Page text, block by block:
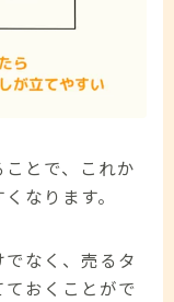
とで、これか
なります。
なく、売るタ
おくことがで